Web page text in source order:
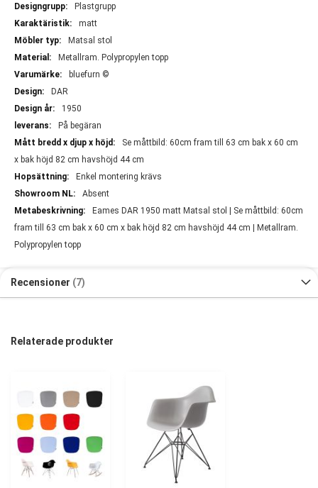
Plastgrupp
matt
Matsal stol
Metallram. Polypropylen topp
bluefurn ©
DAR
1950
På begäran
Se måttbild: 60cm fram till 63 cm bak x 60 cm
x bak höjd 82 cm havshöjd 44 cm
Enkel montering krävs
Absent
Eames DAR 1950 matt Matsal stol | Se måttbild: 60cm
fram till 63 cm bak x 60 cm x bak höjd 82 cm havshöjd 44 cm | Metallram.
Polypropylen topp
Recensioner 7
Relaterade produkter